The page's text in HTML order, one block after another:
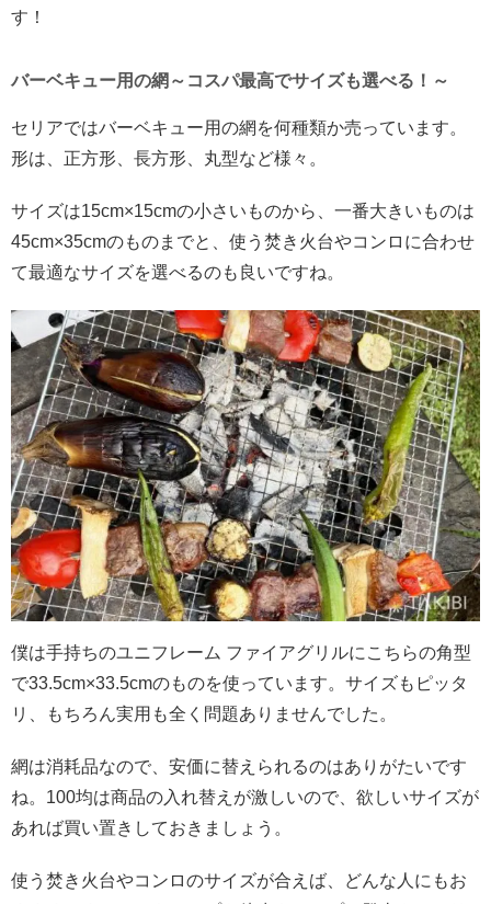
す！
バーベキュー用の網～コスパ最高でサイズも選べる！～
セリアではバーベキュー用の網を何種類か売っています。
形は、正方形、長方形、丸型など様々。
サイズは15cm×15cmの小さいものから、一番大きいものは
45cm×35cmのものまでと、使う焚き火台やコンロに合わせ
て最適なサイズを選べるのも良いですね。
僕は手持ちのユニフレーム ファイアグリルにこちらの角型
で33.5cm×33.5cmのものを使っています。サイズもピッタ
リ、もちろん実用も全く問題ありませんでした。
網は消耗品なので、安価に替えられるのはありがたいです
ね。100均は商品の入れ替えが激しいので、欲しいサイズが
あれば買い置きしておきましょう。
使う焚き火台やコンロのサイズが合えば、どんな人にもお